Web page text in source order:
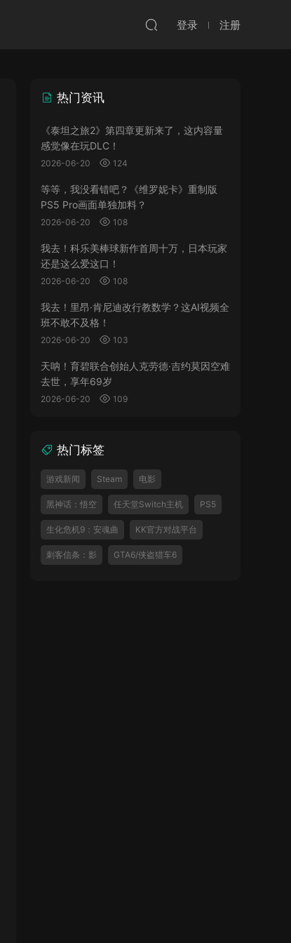
登录 注册
热门资讯
《泰坦之旅2》第四章更新来了，这内容量
感觉像在玩DLC！
2026-06-20 124
等等，我没看错吧？《维罗妮卡》重制版
PS5 Pro画面单独加料？
2026-06-20 108
我去！科乐美棒球新作首周十万，日本玩家
还是这么爱这口！
2026-06-20 108
我去！里昂·肯尼迪改行教数学？这AI视频全
班不敢不及格！
2026-06-20 103
天呐！育碧联合创始人克劳德·吉约莫因空难
去世，享年69岁
2026-06-20 109
热门标签
游戏新闻 Steam 电影
黑神话：悟空 任天堂Switch主机 PS5
生化危机9：安魂曲 KK官方对战平台
刺客信条：影 GTA6/侠盗猎车6